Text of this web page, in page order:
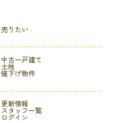
売りたい
中古一戸建て
土地
値下げ物件
更新情報
スタッフ一覧
ログイン